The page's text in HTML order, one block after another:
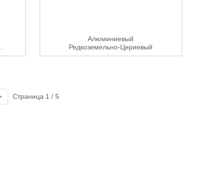
Алюминиевый
Редкоземельно-Цериевый
Сплав AlCe10 AlCe20 ...
Страница 1 / 5